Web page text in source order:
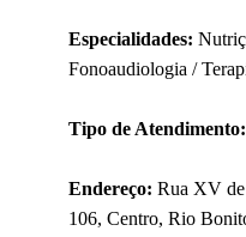
Especialidades:
Fonoaudiologia /
Tipo de Atendimento:
Endereço: Rua XV de
106, Centro, Rio